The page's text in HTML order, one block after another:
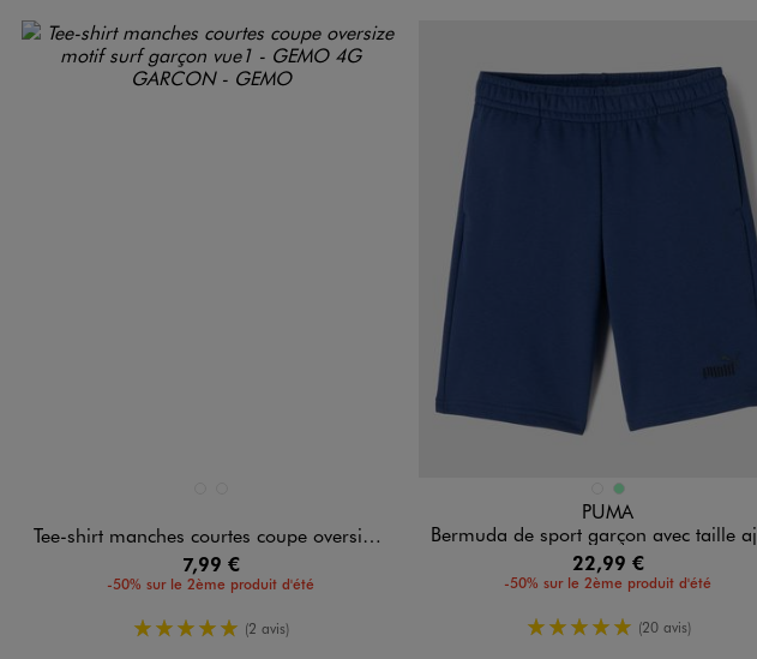
Tee-shirt manches courtes coupe oversize motif surf garçon
7,99 €
-50% sur le 2ème produit d'été
5/5 de moyenne
(2 avis)
Disponible en 2 colorisBLEU FONCE
VERT CLAIR
PUMA
Bermuda de sport garçon avec taille ajustable - Puma
22,99 €
-50% sur le 2ème produit d'été
5/5 de moyenne
(20 avis)